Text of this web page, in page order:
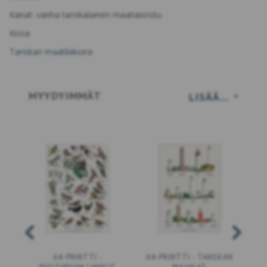
Kanat: vanha tanskalainen maatiaisrotu
Kissa
Tanskan maatilakoira
LISÄÄ…
MYYDYIMMÄT
A4-PRINTTI -
A4-PRINTTI - TANSKAN